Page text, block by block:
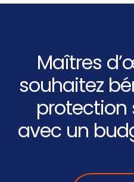
Maîtres
souhaitez
protection
avec un